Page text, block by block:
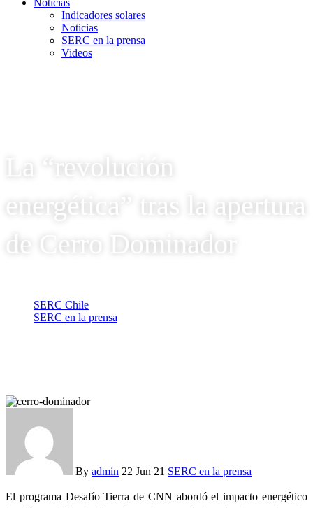
Noticias
Indicadores solares
Noticias
SERC en la prensa
Videos
La “revolución
energética” tras la apertura
de Cerro Dominador
SERC Chile
SERC en la prensa
By admin 22 Jun 21 SERC en la prensa
El programa Desafío Tierra de CNN abordó el impacto energético